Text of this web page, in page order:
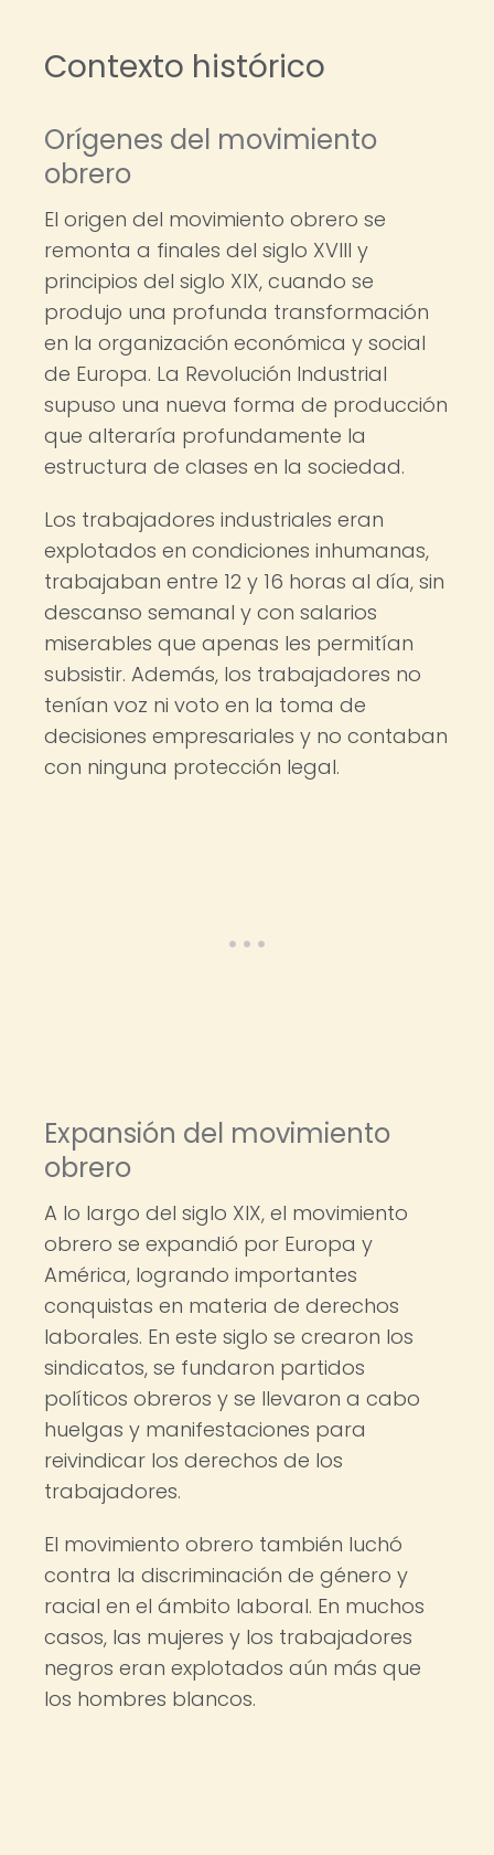
Contexto histórico
Orígenes del movimiento
obrero
El origen del movimiento obrero se
remonta a finales del siglo XVIII y
principios del siglo XIX, cuando se
produjo una profunda transformación
en la organización económica y social
de Europa. La Revolución Industrial
supuso una nueva forma de producción
que alteraría profundamente la
estructura de clases en la sociedad.
Los trabajadores industriales eran
explotados en condiciones inhumanas,
trabajaban entre 12 y 16 horas al día, sin
descanso semanal y con salarios
miserables que apenas les permitían
subsistir. Además, los trabajadores no
tenían voz ni voto en la toma de
decisiones empresariales y no contaban
con ninguna protección legal.
Expansión del movimiento
obrero
A lo largo del siglo XIX, el movimiento
obrero se expandió por Europa y
América, logrando importantes
conquistas en materia de derechos
laborales. En este siglo se crearon los
sindicatos, se fundaron partidos
políticos obreros y se llevaron a cabo
huelgas y manifestaciones para
reivindicar los derechos de los
trabajadores.
El movimiento obrero también luchó
contra la discriminación de género y
racial en el ámbito laboral. En muchos
casos, las mujeres y los trabajadores
negros eran explotados aún más que
los hombres blancos.